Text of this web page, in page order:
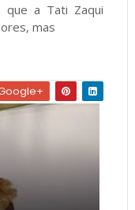
que a Tati Zaqui
mas